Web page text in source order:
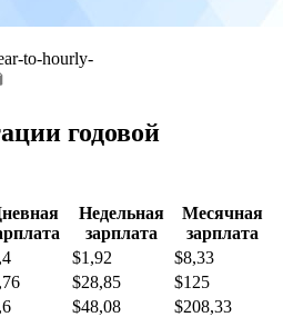
to-hourly-
годовой
Недельная
зарплата
Месячная
зарплата
$1,92
$8,33
$28,85
$125
$48,08
$208,33